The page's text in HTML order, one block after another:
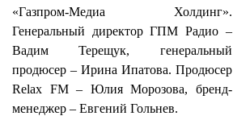
«Газпром-Медиа Холдинг».
Генеральный директор ГПМ Радио –
Вадим Терещук, генеральный
продюсер – Ирина Ипатова. Продюсер
Relax FM – Юлия Морозова, бренд-
менеджер – Евгений Гольнев.